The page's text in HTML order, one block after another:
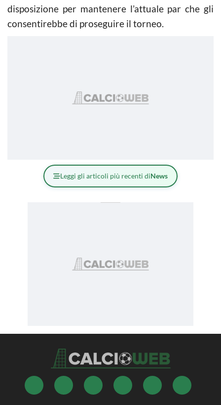
disposizione per mantenere l’attuale par che gli
consentirebbe di proseguire il torneo.
Leggi gli articoli più recenti diNews